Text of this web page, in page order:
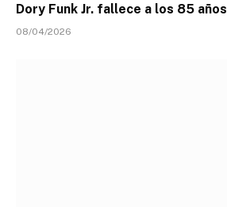
Dory Funk Jr. fallece a los 85 años
08/04/2026